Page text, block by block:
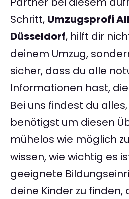
Schritt, Umzugsprofi
Düsseldorf, hilft dir
deinem Umzug,
sicher, dass du alle
Informationen hast,
Bei uns findest du
benötigst um diesen
mühelos wie möglich
wissen, wie wichtig es
geeignete
deine Kinder zu